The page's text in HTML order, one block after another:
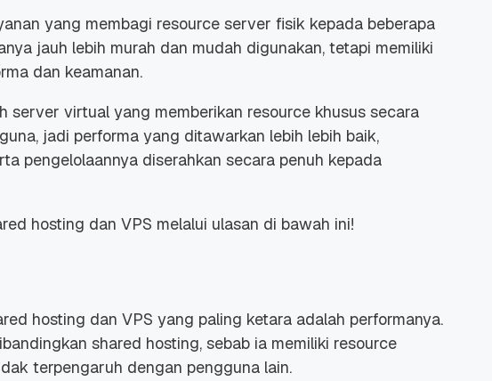
Terbaru
20 Nov, 2025 6
Untungnya?
27 Jul, 2022
yang membagi resource server fisik kepada beberapa
jauh lebih murah dan mudah digunakan, tetapi memiliki
dan keamanan.
server virtual yang memberikan resource khusus secara
jadi performa yang ditawarkan lebih lebih baik,
pengelolaannya diserahkan secara penuh kepada
hosting dan VPS melalui ulasan di bawah ini!
hosting dan VPS yang paling ketara adalah performanya.
shared hosting, sebab ia memiliki resource
terpengaruh dengan pengguna lain.